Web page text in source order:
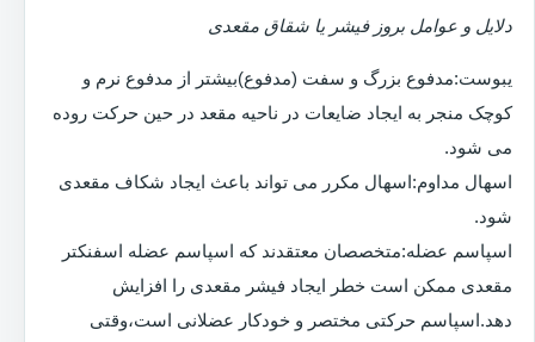
دلایل و عوامل بروز فیشر یا شقاق مقعدی
یبوست:مدفوع بزرگ و سفت (مدفوع)بیشتر از مدفوع نرم و
کوچک منجر به ایجاد ضایعات در ناحیه مقعد در حین حرکت روده
می شود.
اسهال مداوم:اسهال مکرر می تواند باعث ایجاد شکاف مقعدی
شود.
اسپاسم عضله:متخصصان معتقدند که اسپاسم عضله اسفنکتر
مقعدی ممکن است خطر ایجاد فیشر مقعدی را افزایش
دهد.اسپاسم حرکتی مختصر و خودکار عضلانی است،وقتی